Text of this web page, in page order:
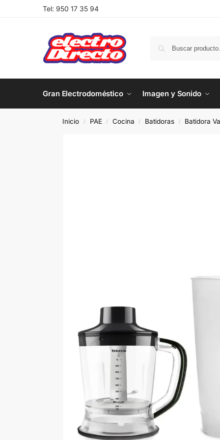
Tel: 950 17 35 94
Gran Electrodoméstico Imagen y Sonido
Inicio / PAE / Cocina / Batidoras / Batidora